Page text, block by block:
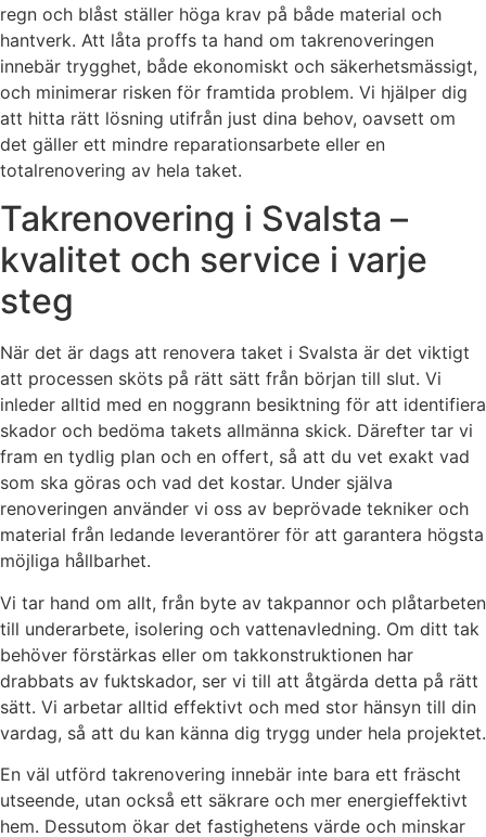
regn och blåst ställer höga krav på både material och
hantverk. Att låta proffs ta hand om takrenoveringen
innebär trygghet, både ekonomiskt och säkerhetsmässigt,
och minimerar risken för framtida problem. Vi hjälper dig
att hitta rätt lösning utifrån just dina behov, oavsett om
det gäller ett mindre reparationsarbete eller en
totalrenovering av hela taket.
Takrenovering i Svalsta –
kvalitet och service i varje
steg
När det är dags att renovera taket i Svalsta är det viktigt
att processen sköts på rätt sätt från början till slut. Vi
inleder alltid med en noggrann besiktning för att identifiera
skador och bedöma takets allmänna skick. Därefter tar vi
fram en tydlig plan och en offert, så att du vet exakt vad
som ska göras och vad det kostar. Under själva
renoveringen använder vi oss av beprövade tekniker och
material från ledande leverantörer för att garantera högsta
möjliga hållbarhet.
Vi tar hand om allt, från byte av takpannor och plåtarbeten
till underarbete, isolering och vattenavledning. Om ditt tak
behöver förstärkas eller om takkonstruktionen har
drabbats av fuktskador, ser vi till att åtgärda detta på rätt
sätt. Vi arbetar alltid effektivt och med stor hänsyn till din
vardag, så att du kan känna dig trygg under hela projektet.
En väl utförd takrenovering innebär inte bara ett fräscht
utseende, utan också ett säkrare och mer energieffektivt
hem. Dessutom ökar det fastighetens värde och minskar